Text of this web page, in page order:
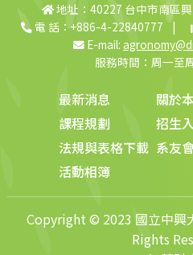
地址：40227 台中市南區
電 話：+886-4-22840777
|
E-mail:
服務時間：周一至
最新消息 關於
課程規劃
招生
法規與表格下載 系友
活動相簿
Copyright © 2023 國立中興
Rights